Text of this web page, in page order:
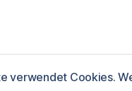
verwendet Cookies.